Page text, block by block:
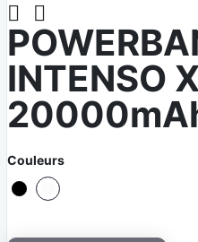
 
INTENSO
Couleurs
N
B